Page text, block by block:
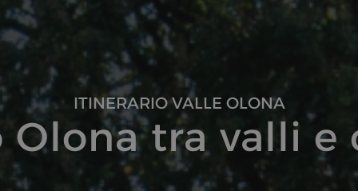
ITINERARIO VALLE OLONA
tra valli e